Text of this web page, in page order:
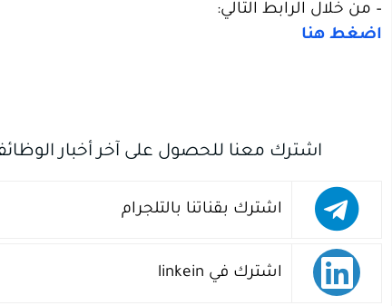
– من خلال الرابط التالي:
اضغط هنا
اشترك معنا للحصول على آخر أخبار
اشترك بقناتنا بالتلجرام
اشترك في linkein